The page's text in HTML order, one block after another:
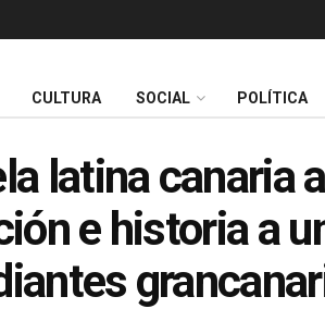
CULTURA SOCIAL POLÍTICA
latina canaria
e historia a